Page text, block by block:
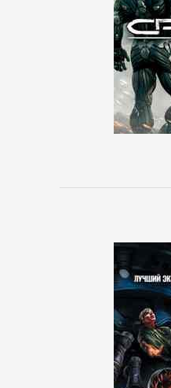
Исторические
Классические
Политические
Полицейские